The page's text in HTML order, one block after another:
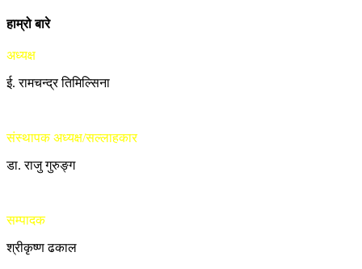
हाम्रो बारे
अध्यक्ष
ई. रामचन्द्र तिमिल्सिना
संस्थापक अध्यक्ष/सल्लाहकार
डा. राजु गुरुङ्ग
सम्पादक
श्रीकृष्ण ढकाल